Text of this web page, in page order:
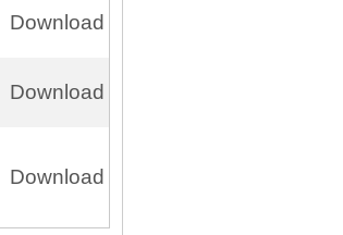
Download
Download
Download